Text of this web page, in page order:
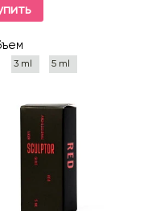
3 ml 5 ml